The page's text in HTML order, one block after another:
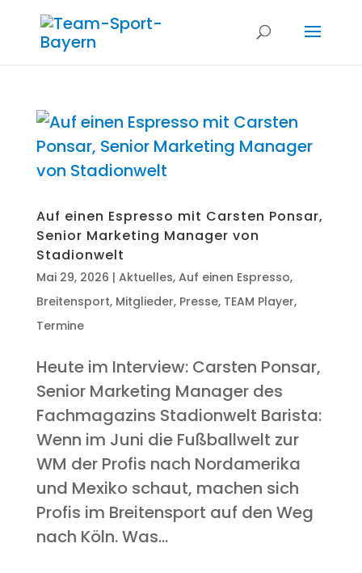
Auf einen Espres­so mit Cars­ten Pon­s­ar,
Seni­or Mar­ke­ting Mana­ger von
Stadionwelt
Mai 29, 2026 | Aktuelles, Auf einen Espresso,
Breitensport, Mitglieder, Presse, TEAM Player,
Termine
Heu­te im Inter­view: Cars­ten Pon­s­ar,
Seni­or Mar­ke­ting Mana­ger des
Fach­ma­ga­zins Stadionwelt Baris­ta:
Wenn im Juni die Fuß­ball­welt zur
WM der Pro­fis nach Nord­ame­ri­ka
und Mexi­ko schaut, machen sich
Pro­fis im Brei­ten­sport auf den Weg
nach Köln. Was...